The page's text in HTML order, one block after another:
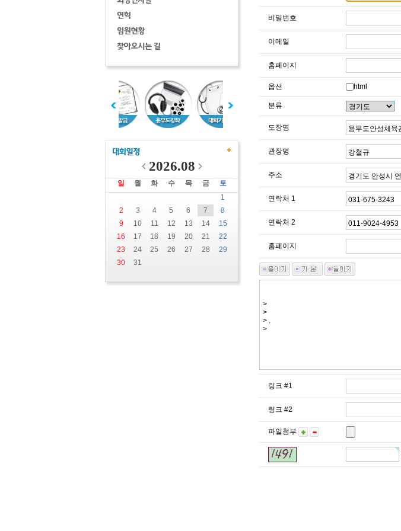
2026.08
일 월 화 수 목 금
토
1
2
3 4 5 6 7
8
9
10 11 12 13 14
15
16
17 18 19 20 21
22
23
24 25 26 27 28
29
30
31
비밀번호
이메일
홈페이지
옵션 html
분류
도장명
관장명
주소
연락처 1
연락처 2
홈페이지
링크 #1
링크 #2
파일첨부